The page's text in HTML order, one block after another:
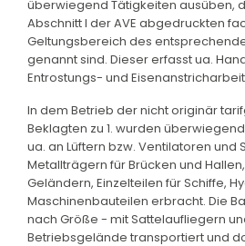
überwiegend Tätigkeiten ausüben,
Abschnitt I der AVE abgedruckten
Geltungsbereich des
genannt sind. Dieser erfasst ua.
Entrostungs- und
In dem Betrieb der nicht originär
Beklagten zu 1. wurden
ua. an Lüftern bzw. Ventilatoren und
Metallträgern für Brücken und
Geländern, Einzelteilen für Schiffe,
Maschinenbauteilen erbracht. Die
nach Größe - mit Sattelaufliegern
Betriebsgelände transportiert und